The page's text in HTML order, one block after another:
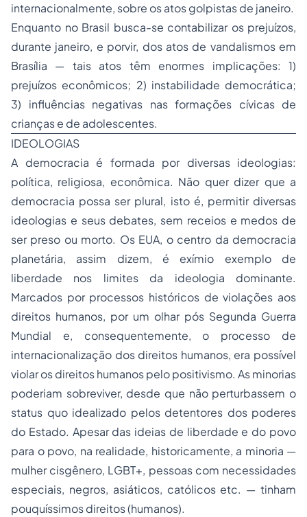
internacionalmente, sobre os atos golpistas de janeiro.
Enquanto no Brasil busca-se contabilizar os prejuízos,
durante janeiro, e porvir, dos atos de vandalismos em
Brasília — tais atos têm enormes implicações: 1)
prejuízos econômicos; 2) instabilidade democrática;
3) influências negativas nas formações cívicas de
crianças e de adolescentes.
IDEOLOGIAS
A democracia é formada por diversas ideologias:
política, religiosa, econômica. Não quer dizer que a
democracia possa ser plural, isto é, permitir diversas
ideologias e seus debates, sem receios e medos de
ser preso ou morto. Os EUA, o centro da democracia
planetária, assim dizem, é exímio exemplo de
liberdade nos limites da ideologia dominante.
Marcados por processos históricos de violações aos
direitos humanos, por um olhar pós Segunda Guerra
Mundial e, consequentemente, o processo de
internacionalização dos direitos humanos, era possível
violar os direitos humanos pelo positivismo. As minorias
poderiam sobreviver, desde que não perturbassem o
status quoidealizado pelos detentores dos poderes
do Estado. Apesar das ideias de liberdade e do povo
para o povo, na realidade, historicamente, a minoria —
mulher cisgênero, LGBT+, pessoas com necessidades
especiais, negros, asiáticos, católicos etc. — tinham
pouquíssimos direitos (humanos).